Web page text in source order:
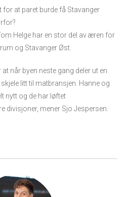
at paret burde få Stavanger
Helge har en stor del av æren for
og Stavanger Øst.
at når byen neste gang deler ut en
litt til matbransjen. Hanne og
nytt og de har løftet
divisjoner, mener Sjo Jespersen.